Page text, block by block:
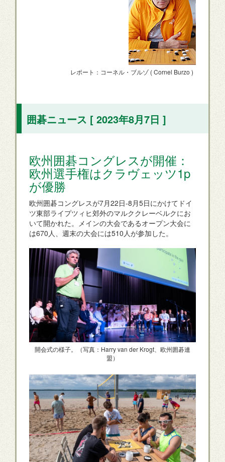
レポート：コーネル・ブルゾ ( Cornel Burzo )
囲碁ニュース [ 2023年8月7日 ]
欧州囲碁コングレスが開催：
欧州選手権はクラヴェッツ1p
が優勝
欧州囲碁コングレスが7月22日-8月5日にかけてドイ
ツ東部ライプツィヒ郊外のマルククレーベルクにお
いて開かれた。メインの大会であるオープン大会に
は670人、週末の大会には510人が参加した。
開会式の様子。（写真：Harry van der Krogt、欧州囲碁連
盟）